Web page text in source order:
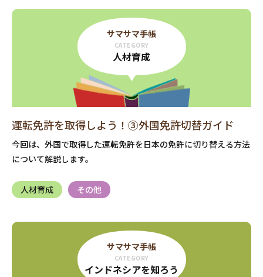
サマサマ手帳
CATEGORY
人材育成
運転免許を取得しよう！③外国免許切替ガイド
今回は、外国で取得した運転免許を日本の免許に切り替える方法
について解説します。
人材育成 その他
サマサマ手帳
CATEGORY
インドネシアを知ろう